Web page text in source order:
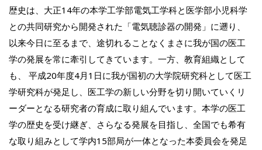
歴史は、大正14年の本学工学部電気工学科と医学部小児科学
との共同研究から開発された「電気聴診器の開発」に遡り、
以来今日に至るまで、途切れることなくまさに我が国の医工
学の発展を常に牽引してきています。一方、教育組織として
も、 平成20年度4月1日に我が国初の大学院研究科として医工
学研究科が発足し、医工学の新しい分野を切り開いていくリ
ーダーとなる研究者の育成に取り組んでいます。本学の医工
学の歴史を受け継ぎ、さらなる発展を目指し、全国でも希有
な取り組みとして学内15部局が一体となった本委員会を発足